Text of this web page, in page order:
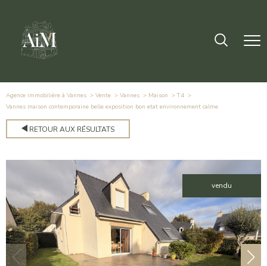
Agence immobilière à Vannes Vente Vannes Maison
T4
vannes maison contemporaine belle exposition bon etat environnement calme
RETOUR AUX RÉSULTATS
vendu